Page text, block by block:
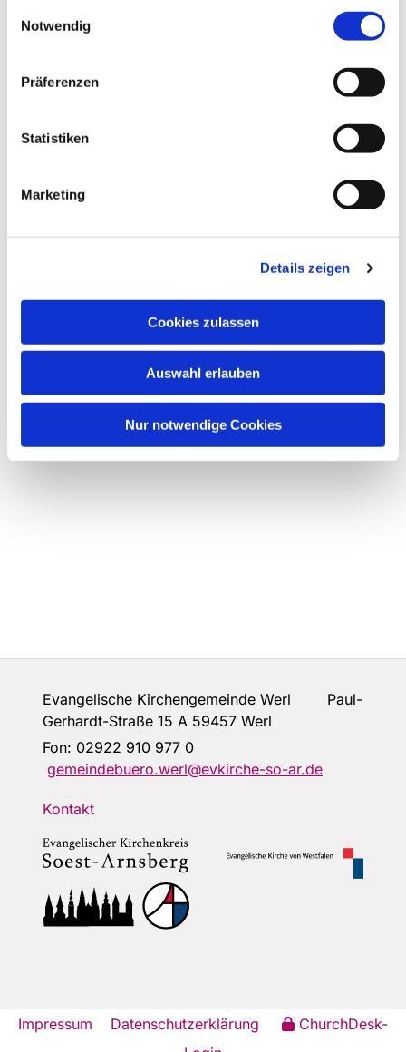
Notwendig
Präferenzen
Statistiken
Marketing
Details zeigen
Cookies zulassen
Auswahl erlauben
Nur notwendige Cookies
Evangelische Kirchengemeinde Werl Paul-
Gerhardt-Straße 15 A 59457 Werl
Fon: 02922 910 977 0
gemeindebuero.werl@evkirche-so-ar.de
Kontakt
Impressum Datenschutzerklärung
ChurchDesk-